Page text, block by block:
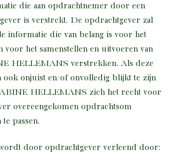
die aan opdrachtnemer door een
is verstrekt. De opdrachtgever zal
informatie die van belang is voor het
voor het samenstellen en uitvoeren van
HELLEMANS verstrekken. Als deze
ook onjuist en/of onvolledig blijkt te zijn
HELLEMANS zich het recht voor
overeengekomen opdrachtsom
passen.
door opdrachtgever verleend door: